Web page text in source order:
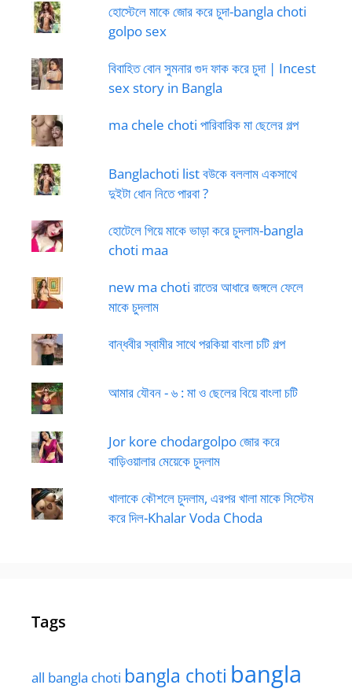
হোস্টেলে মাকে জোর করে চুদা-bangla choti
golpo sex
বিবাহিত বোন সুমনার গুদ ফাক করে চুদা | Incest
sex story in Bangla
ma chele choti পারিবারিক মা ছেলের গল্প
Banglachoti list বউকে বললাম একসাথে
দুইটা ধোন নিতে পারবা ?
হোটেলে গিয়ে মাকে ভাড়া করে চুদলাম-bangla
choti maa
new ma choti রাতের আধারে জঙ্গলে ফেলে
মাকে চুদলাম
বান্ধবীর স্বামীর সাথে পরকিয়া বাংলা চটি গল্প
আমার যৌবন - ৬ : মা ও ছেলের বিয়ে বাংলা চটি
Jor kore chodargolpo জোর করে
বাড়িওয়ালার মেয়েকে চুদলাম
খালাকে কৌশলে চুদলাম, এরপর খালা মাকে সিস্টেম
করে দিল-Khalar Voda Choda
Tags
all bangla choti bangla choti bangla